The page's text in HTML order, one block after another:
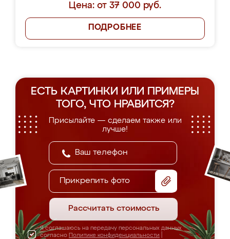
Цена: от 37 000 руб.
ПОДРОБНЕЕ
ЕСТЬ КАРТИНКИ ИЛИ ПРИМЕРЫ
ТОГО, ЧТО НРАВИТСЯ?
Присылайте — сделаем также или
лучше!
Прикрепить фото
Рассчитать стоимость
Я соглашаюсь на передачу персональных данных
согласно Политике конфиденциальности